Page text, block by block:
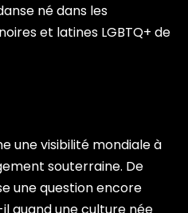
né dans les
et latines LGBTQ+ de
une visibilité mondiale à
souterraine. De
une question encore
quand une culture née